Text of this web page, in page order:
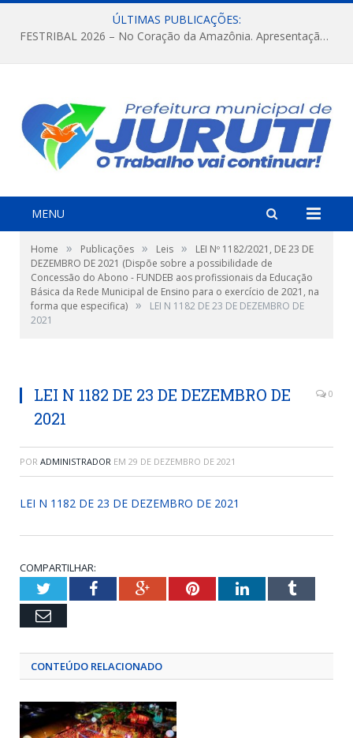
ÚLTIMAS PUBLICAÇÕES:
FESTRIBAL 2026 – No Coração da Amazônia. Apresentação da Munduruku.
MENU
Home » Publicações » Leis »
LEI Nº 1182/2021, DE 23 DE
DEZEMBRO DE 2021 (Dispõe sobre a possibilidade de
Concessão do Abono - FUNDEB aos profissionais da Educação
Básica da Rede Municipal de Ensino para o exercício de 2021, na
forma que especifica) »
LEI N 1182 DE 23 DE DEZEMBRO DE
2021
LEI N 1182 DE 23 DE DEZEMBRO DE
2021
0
POR ADMINISTRADOR EM 29 DE DEZEMBRO DE 2021
LEI N 1182 DE 23 DE DEZEMBRO DE 2021
COMPARTILHAR:
TwitterFacebookGoogle+PinterestLinkedInTumblr
Email
CONTEÚDO RELACIONADO